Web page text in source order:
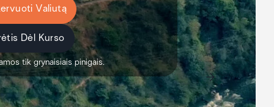
Valiutą
Dėl Kurso
tik grynaisiais pinigais.